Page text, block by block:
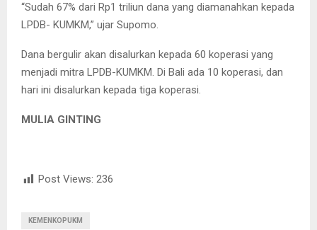
“Sudah 67% dari Rp1 triliun dana yang diamanahkan kepada
LPDB- KUMKM,” ujar Supomo.
Dana bergulir akan disalurkan kepada 60 koperasi yang
menjadi mitra LPDB-KUMKM. Di Bali ada 10 koperasi, dan
hari ini disalurkan kepada tiga koperasi.
MULIA GINTING
Post Views: 236
KEMENKOPUKM